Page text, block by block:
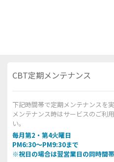
CBT定期メンテナンス
下記時間帯で定期メンテナンスを実
メンテナンス時はサービスのご利
い。
毎月第2・第4火曜日
PM6:30～PM9:30まで
※祝日の場合は翌営業日の同時間帯